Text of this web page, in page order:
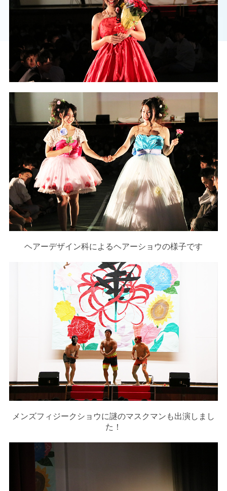
ヘアーデザイン科によるヘアーショウの様子です
メンズフィジークショウに謎のマスクマンも出演しまし
た！